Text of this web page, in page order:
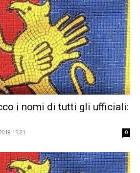
i nomi di tutti gli ufficiali:
15:21 0